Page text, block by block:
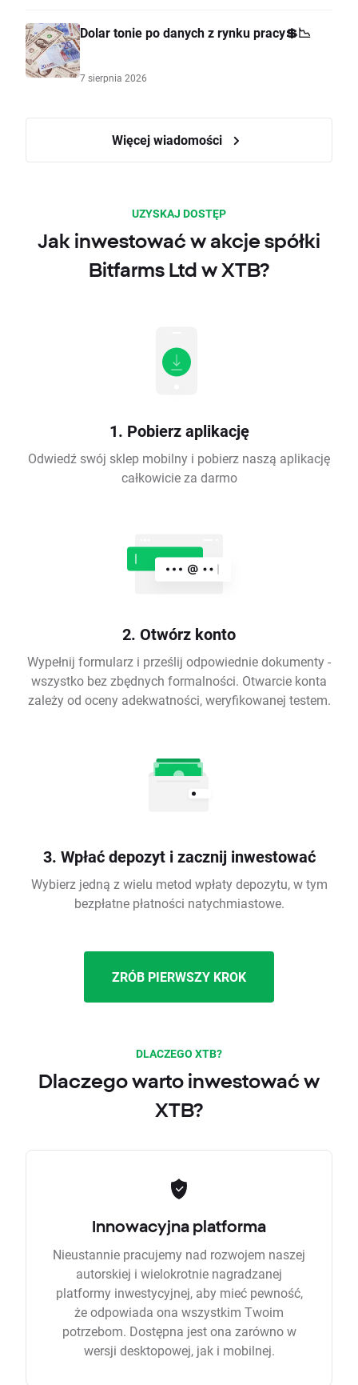
Dolar tonie po danych z rynku pracy💲📉
7 sierpnia 2026
Więcej wiadomości
UZYSKAJ DOSTĘP
Jak inwestować w akcje spółki
Bitfarms Ltd w XTB?
1. Pobierz aplikację
Odwiedź swój sklep mobilny i pobierz naszą aplikację
całkowicie za darmo
2. Otwórz konto
Wypełnij formularz i prześlij odpowiednie dokumenty -
wszystko bez zbędnych formalności. Otwarcie konta
zależy od oceny adekwatności, weryfikowanej testem.
3. Wpłać depozyt i zacznij inwestować
Wybierz jedną z wielu metod wpłaty depozytu, w tym
bezpłatne płatności natychmiastowe.
ZRÓB PIERWSZY KROK
DLACZEGO XTB?
Dlaczego warto inwestować w
XTB?
Innowacyjna platforma
Nieustannie pracujemy nad rozwojem naszej
autorskiej i wielokrotnie nagradzanej
platformy inwestycyjnej, aby mieć pewność,
że odpowiada ona wszystkim Twoim
potrzebom. Dostępna jest ona zarówno w
wersji desktopowej, jak i mobilnej.